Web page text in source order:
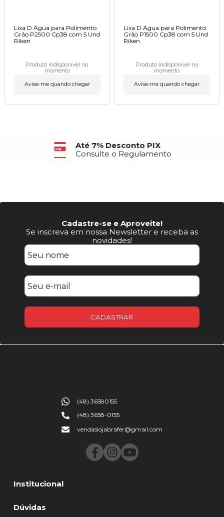
Lixa D Água para Polimento
Grão P2500 Cp38 com 5 Und
Riken
Produto indisponível no
momento
Avise-me quando chegar
Lixa D Água para Polimento
Grão P1500 Cp38 com 5 Und
Riken
Produto indisponível no
momento
Avise-me quando chegar
Até 7% Desconto PIX
Consulte o Regulamento
Cadastre-se e Aproveite!
Se inscreva em nossa Newsletter e receba as
novidades!
CADASTRAR
Institucional
Dúvidas
(48) 36580155
(48) 3658-0155
vendaslojabrafer@gmail.com